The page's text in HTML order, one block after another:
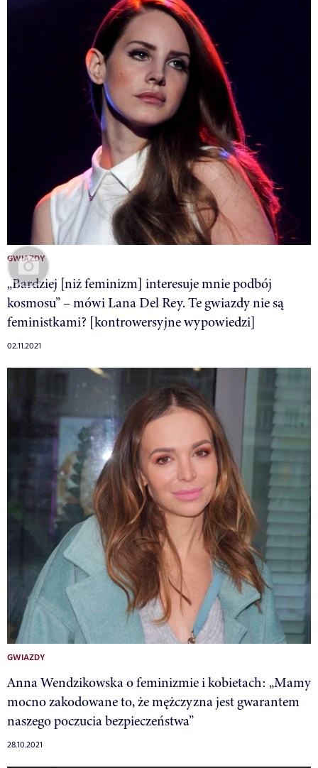
GWIAZDY
„Bardziej [niż feminizm] interesuje mnie podbój
kosmosu” – mówi Lana Del Rey. Te gwiazdy nie są
feministkami? [kontrowersyjne wypowiedzi]
02.11.2021
GWIAZDY
Anna Wendzikowska o feminizmie i kobietach: „Mamy
mocno zakodowane to, że mężczyzna jest gwarantem
naszego poczucia bezpieczeństwa”
28.10.2021